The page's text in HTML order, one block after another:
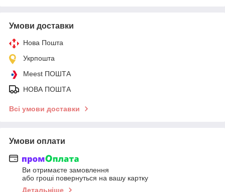
Умови доставки
Нова Пошта
Укрпошта
Meest ПОШТА
НОВА ПОШТА
Всі умови доставки
Умови оплати
Ви отримаєте замовлення
або гроші повернуться на вашу картку
Детальніше